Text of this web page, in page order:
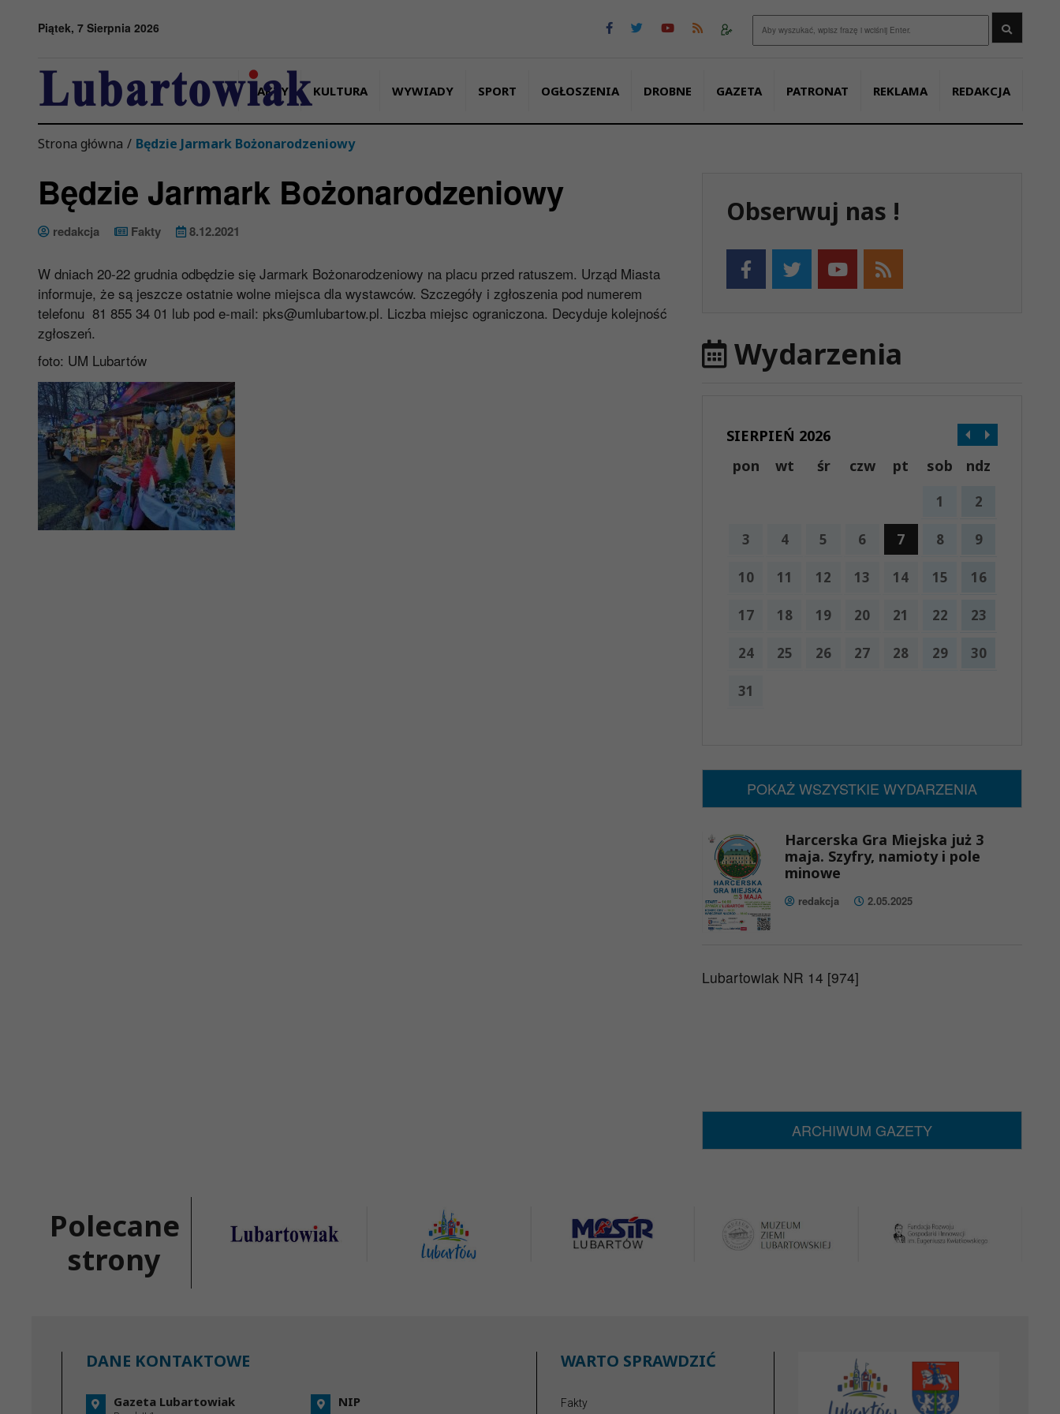
Piątek, 7 Sierpnia 2026
FAKTY KULTURA WYWIADY SPORT OGŁOSZENIA DROBNE GAZETA PATRONAT REKLAMA REDAKCJA
Strona główna / Będzie Jarmark Bożonarodzeniowy
Będzie Jarmark Bożonarodzeniowy
redakcja Fakty 8.12.2021
W dniach 20-22 grudnia odbędzie się Jarmark Bożonarodzeniowy na placu przed ratuszem. Urząd Miasta
informuje, że są jeszcze ostatnie wolne miejsca dla wystawców. Szczegóły i zgłoszenia pod numerem
telefonu 81 855 34 01 lub pod e-mail: pks@umlubartow.pl. Liczba miejsc ograniczona. Decyduje kolejność
zgłoszeń.
foto: UM Lubartów
Obserwuj nas !
Wydarzenia
SIERPIEŃ 2026
pon
wt śr czw pt sob ndz
1 2
3 4 5 6 7 8 9
10 11 12 13 14 15 16
17 18 19 20 21 22 23
24 25 26 27 28 29 30
31
POKAŻ WSZYSTKIE WYDARZENIA
Harcerska Gra Miejska już 3
maja. Szyfry, namioty i pole
minowe
redakcja 2.05.2025
Lubartowiak NR 14 [974]
ARCHIWUM GAZETY
Polecane
strony
DANE KONTAKTOWE
Gazeta Lubartowiak NIP
WARTO SPRAWDZIĆ
Fakty